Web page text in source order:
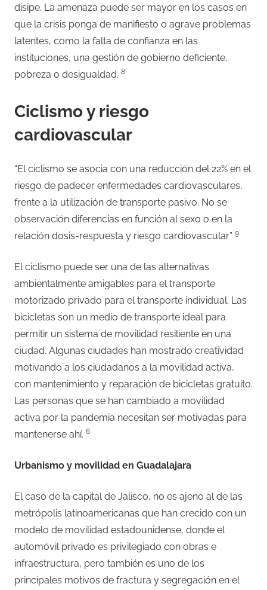
disipe. La amenaza puede ser mayor en los casos en
que la crisis ponga de manifiesto o agrave problemas
latentes, como la falta de confianza en las
instituciones, una gestión de gobierno deficiente,
pobreza o desigualdad. 8
Ciclismo y riesgo
cardiovascular
“El ciclismo se asocia con una reducción del 22% en el
riesgo de padecer enfermedades cardiovasculares,
frente a la utilización de transporte pasivo. No se
observación diferencias en función al sexo o en la
relación dosis-respuesta y riesgo cardiovascular” 9
El ciclismo puede ser una de las alternativas
ambientalmente amigables para el transporte
motorizado privado para el transporte individual. Las
bicicletas son un medio de transporte ideal para
permitir un sistema de movilidad resiliente en una
ciudad. Algunas ciudades han mostrado creatividad
motivando a los ciudadanos a la movilidad activa,
con mantenimiento y reparación de bicicletas gratuito.
Las personas que se han cambiado a movilidad
activa por la pandemia necesitan ser motivadas para
mantenerse ahí. 6
Urbanismo y movilidad en Guadalajara
El caso de la capital de Jalisco, no es ajeno al de las
metrópolis latinoamericanas que han crecido con un
modelo de movilidad estadounidense, donde el
automóvil privado es privilegiado con obras e
infraestructura, pero también es uno de los
principales motivos de fractura y segregación en el